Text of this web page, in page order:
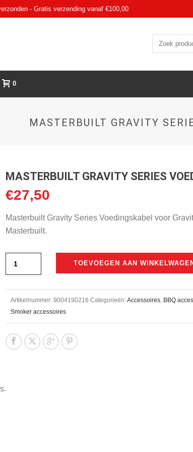
- Gratis verzending vanaf €100,00
0
MASTERBUILT GRAVITY
MASTERBUILT GRAVITY SERIES
€27,50
Masterbuilt Gravity Series Voedingskabel voor
Masterbuilt.
TOEVOEGEN AAN WINKELWAGEN
Artikelnummer: 9004190216 Categorieën:Accessoires, BBQ
Smoker accessoires